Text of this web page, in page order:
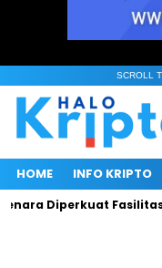
SCROLL
HOME INFO KRIPTO
Diperkuat Fasilitas